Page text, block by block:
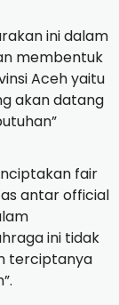
ini dalam
membentuk
Aceh yaitu
akan datang
fair
antar official
ini tidak
terciptanya